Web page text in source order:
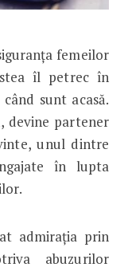
femeilor
îl petrec în
sunt acasă.
devine partener
unul dintre
în lupta
admirația prin
abuzurilor